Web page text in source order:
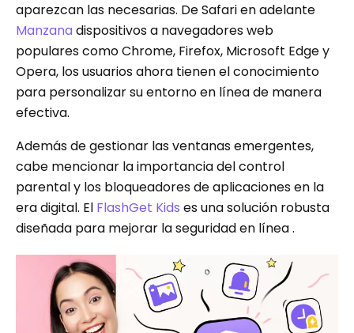
aparezcan las necesarias. De Safari en adelante
Manzana dispositivos a navegadores web
populares como Chrome, Firefox, Microsoft Edge y
Opera, los usuarios ahora tienen el conocimiento
para personalizar su entorno en línea de manera
efectiva.
Además de gestionar las ventanas emergentes,
cabe mencionar la importancia del control
parental y los bloqueadores de aplicaciones en la
era digital. El FlashGet Kids es una solución robusta
diseñada para mejorar la seguridad en línea .